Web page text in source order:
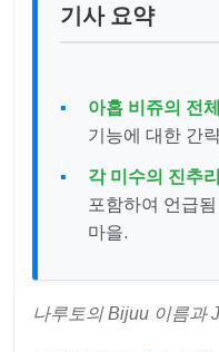
기사 요약
아홉 비쥬의 전
기능에 대한 간
각 미수의 진추리
포함하여 언급됨
마을.
나루토의 Bijuu 이름과